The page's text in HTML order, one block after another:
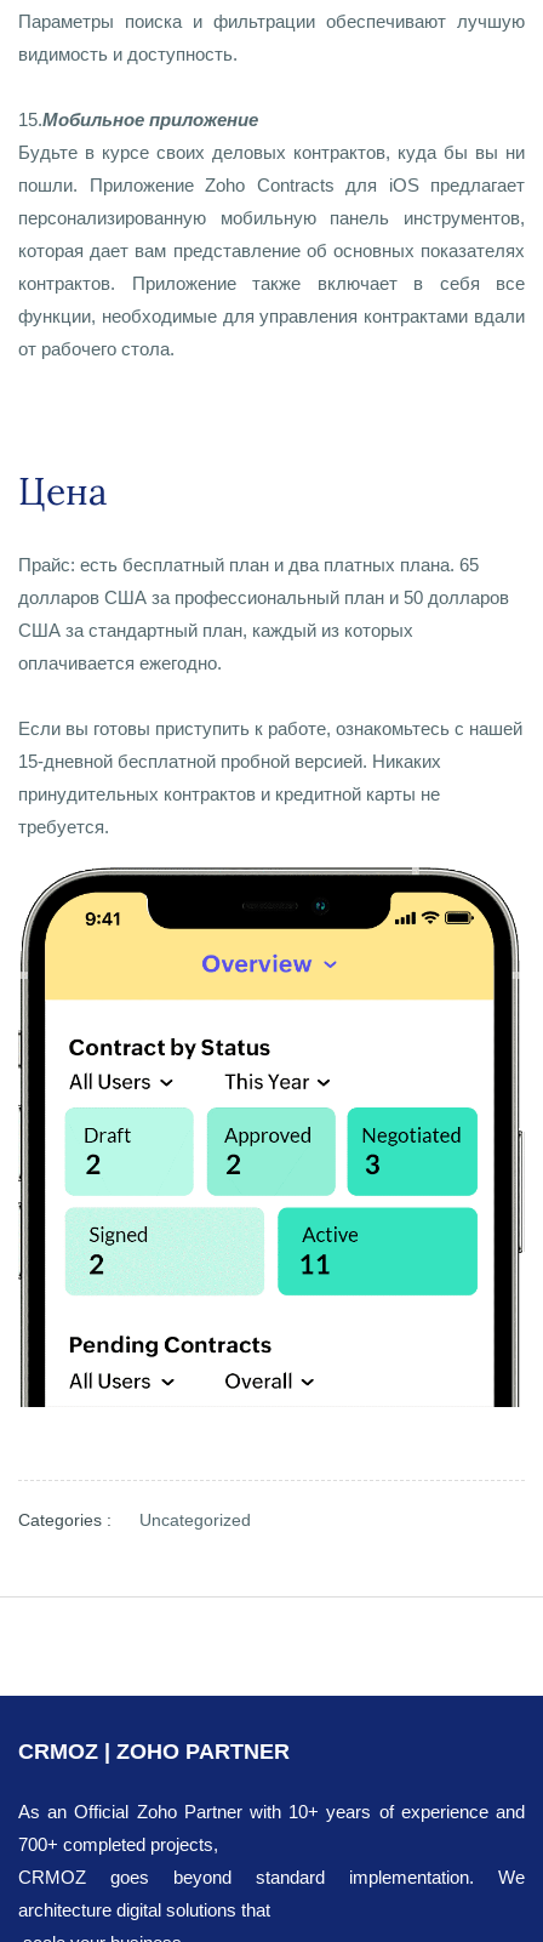
Параметры поиска и фильтрации обеспечивают лучшую
видимость и доступность.
15.Мобильное приложение
Будьте в курсе своих деловых контрактов, куда бы вы ни
пошли. Приложение Zoho Contracts для iOS предлагает
персонализированную мобильную панель инструментов,
которая дает вам представление об основных показателях
контрактов. Приложение также включает в себя все
функции, необходимые для управления контрактами вдали
от рабочего стола.
Цена
Прайс: есть бесплатный план и два платных плана. 65
долларов США за профессиональный план и 50 долларов
США за стандартный план, каждый из которых
оплачивается ежегодно.
Если вы готовы приступить к работе, ознакомьтесь с нашей
15-дневной бесплатной пробной версией. Никаких
принудительных контрактов и кредитной карты не
требуется.
Categories : Uncategorized
CRMOZ | ZOHO PARTNER
As an Official Zoho Partner with 10+ years of experience and
700+ completed projects,
CRMOZ goes beyond standard implementation. We
architecture digital solutions that